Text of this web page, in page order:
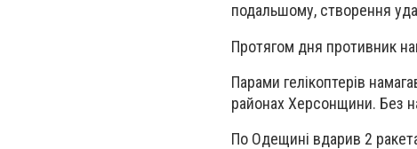
подальшому, створення
Протягом дня противник
Парами гелікоптерів
районах Херсонщини. Без
По Одещині вдарив 2